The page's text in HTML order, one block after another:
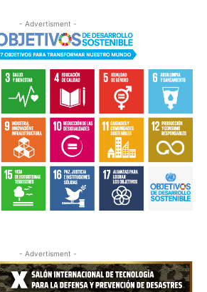
- Advertisment -
- Advertisment -